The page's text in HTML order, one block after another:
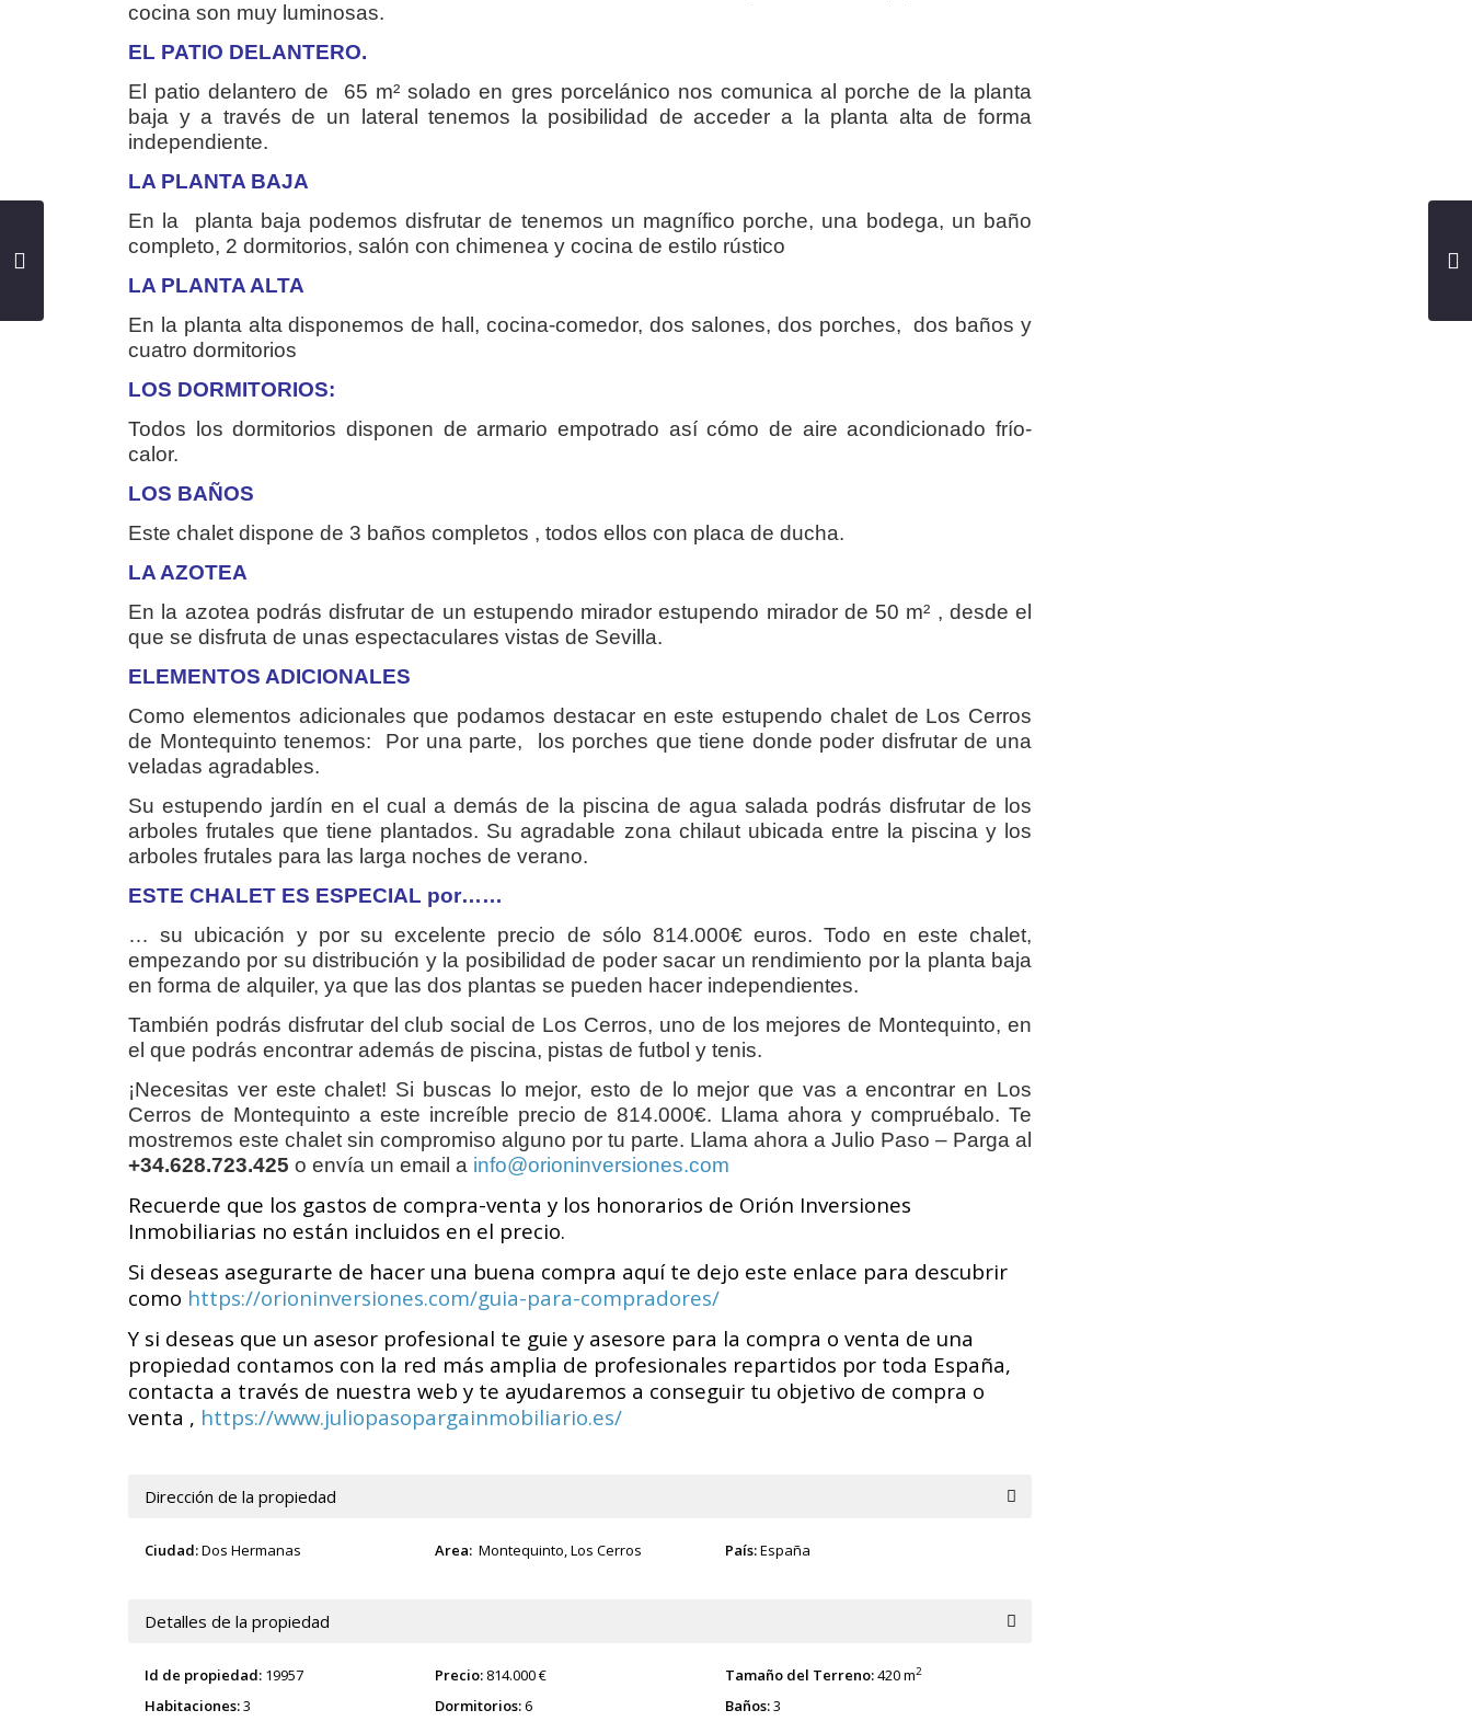
cocina son muy luminosas.
EL PATIO DELANTERO.
El patio delantero de 65 m² solado en gres porcelánico nos comunica al porche de la planta
baja y a través de un lateral tenemos la posibilidad de acceder a la planta alta de forma
independiente.
LA PLANTA BAJA
En la planta baja podemos disfrutar de tenemos un magnífico porche, una bodega, un baño
completo, 2 dormitorios, salón con chimenea y cocina de estilo rústico
LA PLANTA ALTA
En la planta alta disponemos de hall, cocina-comedor, dos salones, dos porches, dos baños y
cuatro dormitorios
LOS DORMITORIOS:
Todos los dormitorios disponen de armario empotrado así cómo de aire acondicionado frío-
calor.
LOS BAÑOS
Este chalet dispone de 3 baños completos , todos ellos con placa de ducha.
LA AZOTEA
En la azotea podrás disfrutar de un estupendo mirador estupendo mirador de 50 m² , desde el
que se disfruta de unas espectaculares vistas de Sevilla.
ELEMENTOS ADICIONALES
Como elementos adicionales que podamos destacar en este estupendo chalet de Los Cerros
de Montequinto tenemos: Por una parte, los porches que tiene donde poder disfrutar de una
veladas agradables.
Su estupendo jardín en el cual a demás de la piscina de agua salada podrás disfrutar de los
arboles frutales que tiene plantados. Su agradable zona chilaut ubicada entre la piscina y los
arboles frutales para las larga noches de verano.
ESTE CHALET ES ESPECIAL por……
… su ubicación y por su excelente precio de sólo 814.000€ euros. Todo en este chalet,
empezando por su distribución y la posibilidad de poder sacar un rendimiento por la planta baja
en forma de alquiler, ya que las dos plantas se pueden hacer independientes.
También podrás disfrutar del club social de Los Cerros, uno de los mejores de Montequinto, en
el que podrás encontrar además de piscina, pistas de futbol y tenis.
¡Necesitas ver este chalet! Si buscas lo mejor, esto de lo mejor que vas a encontrar en Los
Cerros de Montequinto a este increíble precio de 814.000€. Llama ahora y compruébalo. Te
mostremos este chalet sin compromiso alguno por tu parte. Llama ahora a Julio Paso – Parga al
+34.628.723.425 o envía un email a info@orioninversiones.com
Recuerde que los gastos de compra-venta y los honorarios de Orión Inversiones
Inmobiliarias no están incluidos en el precio.
Si deseas asegurarte de hacer una buena compra aquí te dejo este enlace para descubrir
como https://orioninversiones.com/guia-para-compradores/
Y si deseas que un asesor profesional te guie y asesore para la compra o venta de una
propiedad contamos con la red más amplia de profesionales repartidos por toda España,
contacta a través de nuestra web y te ayudaremos a conseguir tu objetivo de compra o
venta , https://www.juliopasopargainmobiliario.es/
Dirección de la propiedad
Ciudad:Dos Hermanas Area: Montequinto,Los Cerros País:España
Detalles de la propiedad
Id de propiedad: 19957 Precio: 814.000 € Tamaño del Terreno:420 m2
Habitaciones:3 Dormitorios:6 Baños:3